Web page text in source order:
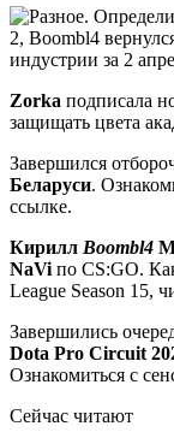
Zorka подписала
защищать цвета
Завершился
Беларуси.
ссылке.
Кирилл Boombl4
NaVi по CS:GO.
League Season 15,
Завершились
Dota Pro Circuit
Ознакомиться с
Сейчас читают